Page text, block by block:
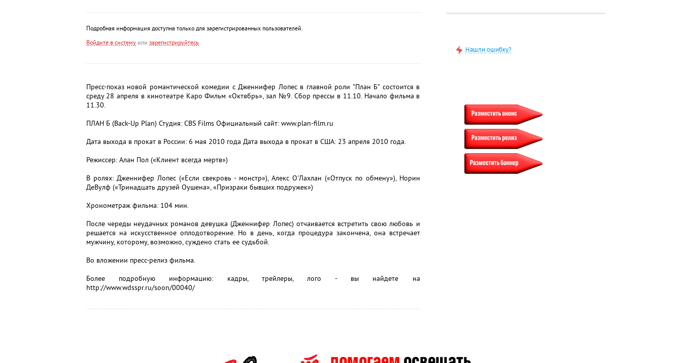
Подробная информация доступна только для зарегистрированных пользователей.
Войдите в системуили зарегистрируйтесь
Пресс-показ новой романтической комедии с Дженнифер Лопес в главной роли "План Б" состоится в
среду 28 апреля в кинотеатре Каро Фильм «Октябрь», зал №9. Сбор прессы в 11.10. Начало фильма в
11.30.
ПЛАН Б (Back-Up Plan) Студия: CBS Films Официальный сайт: www.plan-film.ru
Дата выхода в прокат в России: 6 мая 2010 года Дата выхода в прокат в США: 23 апреля 2010 года.
Режиссер: Алан Пол («Клиент всегда мертв»)
В ролях: Дженнифер Лопес («Если свекровь - монстр»), Алекс О'Лахлан («Отпуск по обмену»), Норин
ДеВулф («Тринадцать друзей Оушена», «Призраки бывших подружек»)
Хронометраж фильма: 104 мин.
После череды неудачных романов девушка (Дженнифер Лопес) отчаивается встретить свою любовь и
решается на искусственное оплодотворение. Но в день, когда процедура закончена, она встречает
мужчину, которому, возможно, суждено стать ее судьбой.
Во вложении пресс-релиз фильма.
Более подробную информацию: кадры, трейлеры, лого - вы найдете на
http://www.wdsspr.ru/soon/00040/
Нашли ошибку?